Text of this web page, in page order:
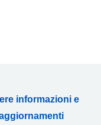
informazioni e